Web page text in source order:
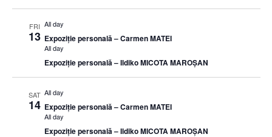
FRI
13
All day
Expoziție personală – Carmen MATEI
All day
Expoziție personală – Ildiko MICOTA MAROȘAN
SAT
14
All day
Expoziție personală – Carmen MATEI
All day
Expoziție personală – Ildiko MICOTA MAROȘAN